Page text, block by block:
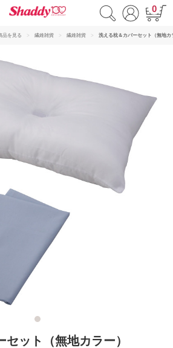
0
品を見る 繊維雑貨 繊維雑貨 洗える枕＆カバーセット（無地カ
ット（無地カラー）